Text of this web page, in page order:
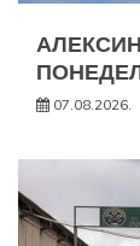
07.08.2026.